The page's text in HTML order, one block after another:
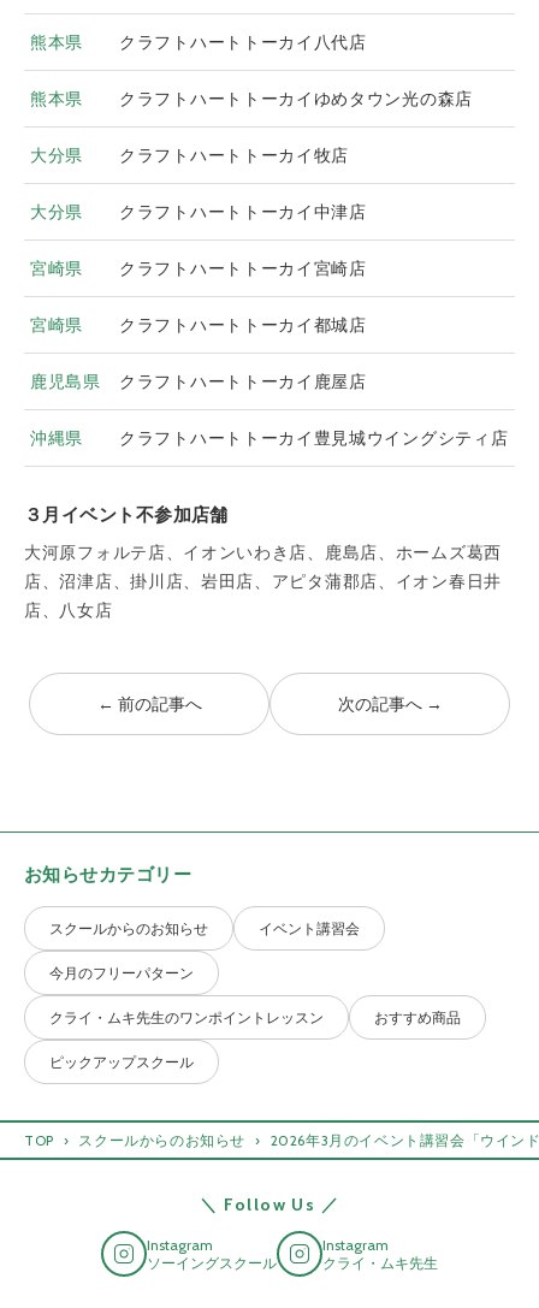
熊本県 クラフトハートトーカイ八代店
熊本県 クラフトハートトーカイゆめタウン光の森店
大分県 クラフトハートトーカイ牧店
大分県 クラフトハートトーカイ中津店
宮崎県 クラフトハートトーカイ宮崎店
宮崎県 クラフトハートトーカイ都城店
鹿児島県 クラフトハートトーカイ鹿屋店
沖縄県 クラフトハートトーカイ豊見城ウイングシティ店
３月イベント不参加店舗
大河原フォルテ店、イオンいわき店、鹿島店、ホームズ葛西
店、沼津店、掛川店、岩田店、アピタ蒲郡店、イオン春日井
店、八女店
← 前の記事へ 次の記事へ →
お知らせカテゴリー
スクールからのお知らせ イベント講習会
今月のフリーパターン
クライ・ムキ先生のワンポイントレッスン おすすめ商品
ピックアップスクール
TOP スクールからのお知らせ 2026年3月のイベント講習会「ウイン
＼ Follow Us ／
Instagram
ソーイングスクール
Instagram
クライ・ムキ先生